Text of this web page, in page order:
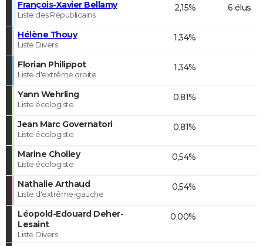
François-Xavier Bellamy
Liste des Républicains
2,15% 6 élus
Hélène Thouy
Liste Divers
1,34%
Florian Philippot
Liste d'extrême droite
1,34%
Yann Wehrling
Liste écologiste
0,81%
Jean Marc Governatori
Liste écologiste
0,81%
Marine Cholley
Liste écologiste
0,54%
Nathalie Arthaud
Liste d'extrême-gauche
0,54%
Léopold-Edouard Deher-
Lesaint
Liste Divers
0,00%